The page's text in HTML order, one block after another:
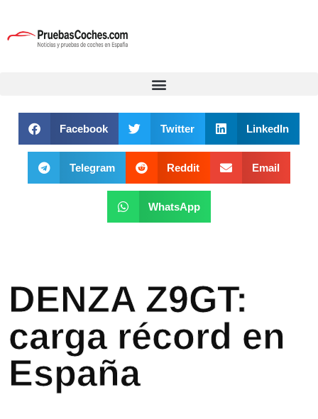
Facebook Twitter LinkedIn
Telegram Reddit Email
WhatsApp
DENZA Z9GT:
carga récord en
España